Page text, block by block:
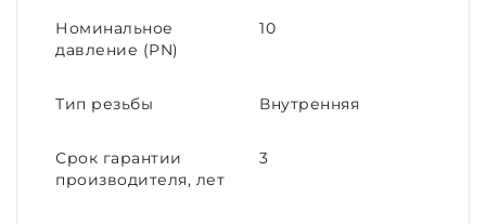
Номинальное
давление (PN)
10
Тип резьбы Внутренняя
Срок гарантии
производителя, лет
3